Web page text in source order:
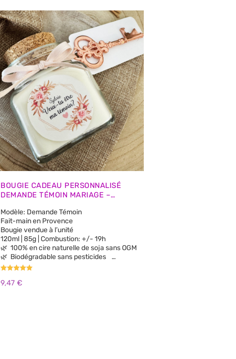
BOUGIE CADEAU PERSONNALISÉ
DEMANDE TÉMOIN MARIAGE –
Modèle: Demande Témoin
Fait-main en Provence
Bougie vendue à l’unité
120ml | 85g | Combustion: +/- 19h
🌿 100% en cire naturelle de soja sans OGM
🌿 Biodégradable sans pesticides
🌿 100% parfums de Grasse sans CMR, sans
🌿 Aucun parfum de synthèse
5.00
9,47 €